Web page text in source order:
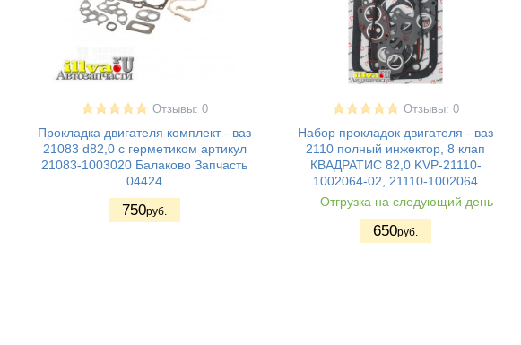
Отзывы: 0
Прокладка двигателя комплект - ваз
21083 d82,0 с герметиком артикул
21083-1003020 Балаково Запчасть
04424
750руб.
Отзывы: 0
Набор прокладок двигателя - ваз
2110 полный инжектор, 8 клап
КВАДРАТИС 82,0 KVP-21110-
1002064-02, 21110-1002064
Отгрузка на следующий день
650руб.